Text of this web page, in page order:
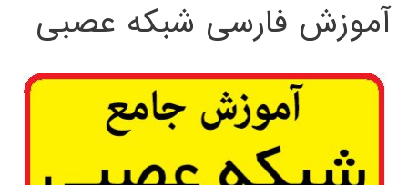
آموزش فارسی شبکه عصبی